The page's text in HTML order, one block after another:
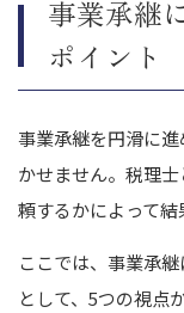
事業承継
ポイント
事業承継を円滑に
かせません。 税理士
頼するかによって結
ここでは、事業承
として、5つの視点